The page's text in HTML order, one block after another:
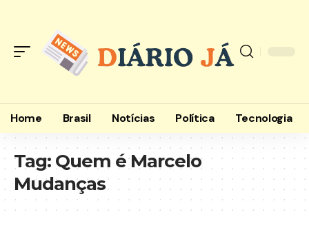
Home Brasil Notícias Política Tecnologia
Tag: Quem é Marcelo
Mudanças